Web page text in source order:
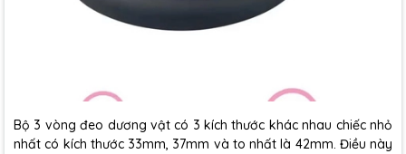
Bộ 3 vòng đeo dương vật có 3 kích thước khác nhau chiếc nhỏ
nhất có kích thước 33mm, 37mm và to nhất là 42mm. Điều này